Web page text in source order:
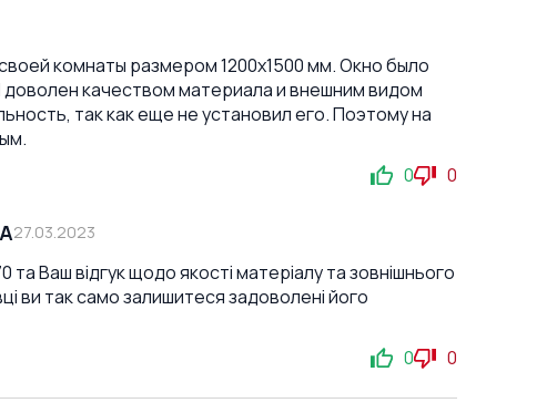
комнаты размером 1200x1500 мм. Окно было
качеством материала и внешним видом
так как еще не установил его. Поэтому на
0
0
27.03.2023
та Ваш відгук щодо якості матеріалу та зовнішнього
ви так само залишитеся задоволені його
0 0